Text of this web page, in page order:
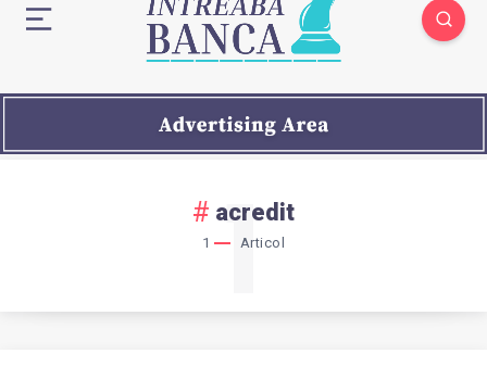
acredit
1 Articol
1